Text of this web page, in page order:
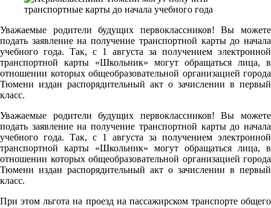
Уважаемые родители будущих первоклассников! Вы можете
подать заявление на получение транспортной карты до начала
учебного года. Так, с 1 августа за получением электронной
транспортной карты «Школьник» могут обращаться лица, в
отношении которых общеобразовательной организацией города
Тюмени издан распорядительный акт о зачислении в первый
класс.
Уважаемые родители будущих первоклассников! Вы можете
подать заявление на получение транспортной карты до начала
учебного года. Так, с 1 августа за получением электронной
транспортной карты «Школьник» могут обращаться лица, в
отношении которых общеобразовательной организацией города
Тюмени издан распорядительный акт о зачислении в первый
класс.
При этом льгота на проезд на пассажирском транспорте общего